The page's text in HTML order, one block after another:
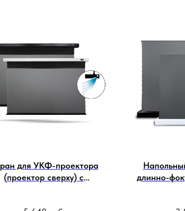
для УКФ-проектора
(проектор сверху) с
длинно-